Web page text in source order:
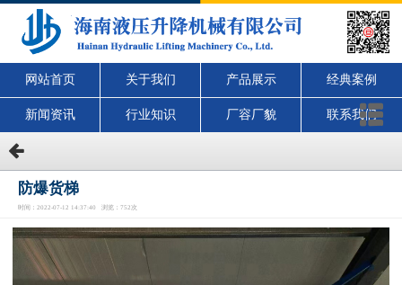
网站首页 关于我们 产品展示 经典案例
新闻资讯 行业知识 厂容厂貌 联系我们
防爆货梯
时间：2022-07-12 14:37:40 浏览：752次